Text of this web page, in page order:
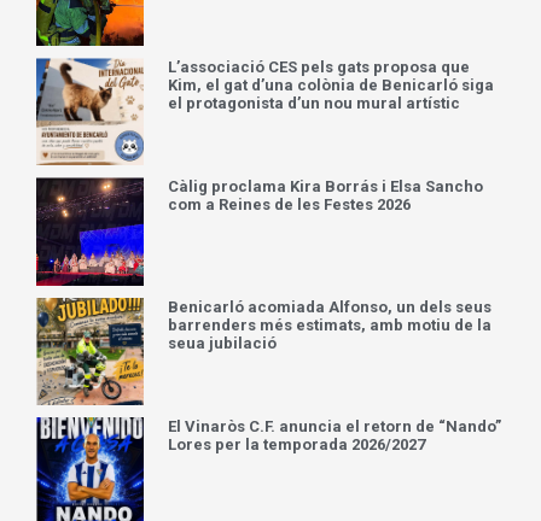
L’associació CES pels gats proposa que
Kim, el gat d’una colònia de Benicarló siga
el protagonista d’un nou mural artístic
Càlig proclama Kira Borrás i Elsa Sancho
com a Reines de les Festes 2026
Benicarló acomiada Alfonso, un dels seus
barrenders més estimats, amb motiu de la
seua jubilació
El Vinaròs C.F. anuncia el retorn de “Nando”
Lores per la temporada 2026/2027